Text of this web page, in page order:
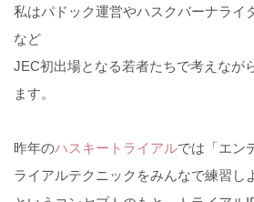
私はパドック運営やハスクバーナライ
など
JEC初出場となる若者たちで考えなが
ます。
昨年のハスキートライアルでは「エン
ライアルテクニックをみんなで練習し